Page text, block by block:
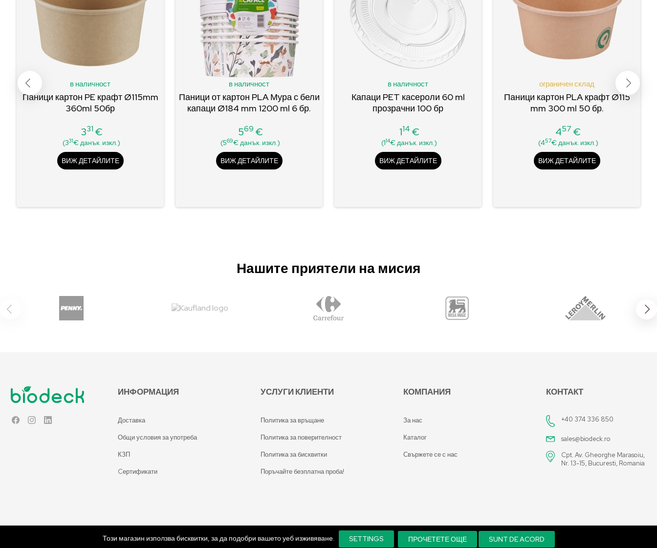
в наличност
Паници картон PE крафт Ø115mm
360ml 50бр
Цена
331 €
(331€ данък. изкл.)
ВИЖ ДЕТАЙЛИТЕ
в наличност
Паници от картон PLA Мура с бели
капаци Ø184 mm 1200 ml 6 бр.
Цена
569 €
(569€ данък. изкл.)
ВИЖ ДЕТАЙЛИТЕ
в наличност
Капаци PET касероли 60 ml
прозрачни 100 бр
Цена
114 €
(114€ данък. изкл.)
ВИЖ ДЕТАЙЛИТЕ
ограничен склад
Паници картон PLA крафт Ø115
mm 300 ml 50 бр.
Цена
457 €
(457€ данък. изкл.)
ВИЖ ДЕТАЙЛИТЕ
Нашите приятели на мисия
FacebookInstagram
ИНФОРМАЦИЯ
Доставка
Общи условия за употреба
КЗП
Cертификати
УСЛУГИ КЛИЕНТИ
Политика за връщане
Политика за поверителност
Политика за бисквитки
Поръчайте безплатна проба!
КОМПАНИЯ
За нас
Каталог
Свържете се с нас
КОНТАКТ
+40 374 336 850
sales@biodeck.ro
Cpt. Av. Gheorghe Marasoiu,
Nr. 13-15, Bucuresti, Romania
Този магазин използва бисквитки, за да подобри вашето уеб изживяване. SETTINGS ПРОЧЕТЕТЕ ОЩЕ SUNT DE ACORD